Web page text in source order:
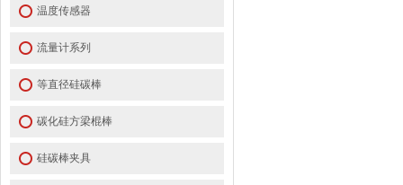
温度传感器
流量计系列
等直径硅碳棒
碳化硅方梁棍棒
硅碳棒夹具